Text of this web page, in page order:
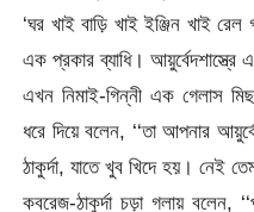
‘ঘর খাই বাড়ি খাই ইঞ্জিন খাই
এক প্রকার ব্যাধি। আয়ুর্বেদশাস্ত্রে
এখন নিমাই-গিন্নী এক গেলাস
ধরে দিয়ে বলেন, ‘‘তা আপনার
ঠাকুর্দা, যাতে খুব খিদে হয়। নেই
কবরেজ-ঠাকুর্দা চড়া গলায় বলেন,